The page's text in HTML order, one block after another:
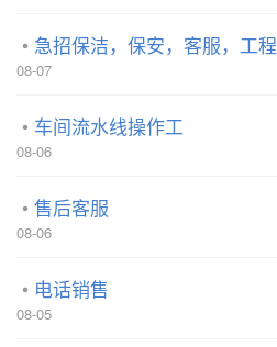
急招保洁，保安，客服，工程
08-07
车间流水线操作工
08-06
售后客服
08-06
电话销售
08-05